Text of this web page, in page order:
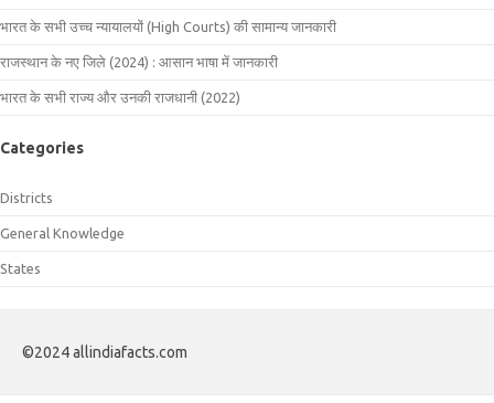
भारत के सभी उच्च न्यायालयों (High Courts) की सामान्य जानकारी
राजस्थान के नए जिले (2024) : आसान भाषा में जानकारी
भारत के सभी राज्य और उनकी राजधानी (2022)
Categories
Districts
General Knowledge
States
©2024 allindiafacts.com